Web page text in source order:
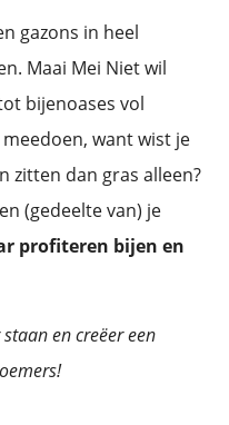
gazons in heel
Maai Mei Niet wil
bijenoases vol
want wist je
zitten dan gras alleen?
(gedeelte van) je
profiteren bijen en
en creëer een